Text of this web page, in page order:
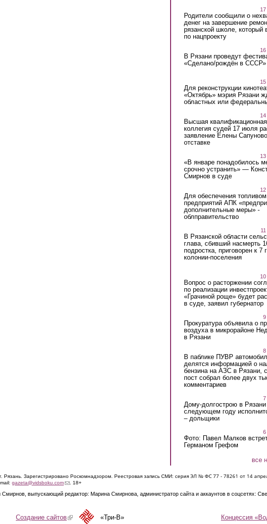
Родители сообщили о
денег на завершение
рязанской школе, который
по нацпроекту
В Рязани проведут
«Сделано/рождён в СССР»
Для реконструкции
«Октябрь» мэрия Рязани
областных или
Высшая квалификационная
коллегия судей 17 июля
заявление Елены
отставке
«В январе понадобилось
срочно устранить» —
Смирнов в суде
Для обеспечения топливом
предприятий АПК
дополнительные меры» -
облправительство
В Рязанской области
глава, сбивший насмерть
подростка, приговорен к 7
колонии-поселения
Вопрос о расторжении
по реализации
«Грачиной роще» будет
в суде, заявил губернатор
9
Прокуратура объявила о
воздуха в микрорайоне
в Рязани
8
В паблике ПУВР
делятся информацией о
бензина на АЗС в Рязани,
пост собрал более двух
комментариев
7
Дому-долгострою в Рязани
следующем году
– дольщики
6
Фото: Павел Малков
Германом Грефом
все
Рязань. Зарегистрировано Роскомнадзором. Реестровая запись СМИ: серия ЭЛ № ФС 77 - 78261 от 14
gazeta@vidsboku.com(link sends e-mail)
. 18+
Смирнов, выпускающий редактор: Марина Смирнова, администратор сайта и аккаунтов в соцсетях:
Концессия
Создание сайтов(link is external)«Три-В»